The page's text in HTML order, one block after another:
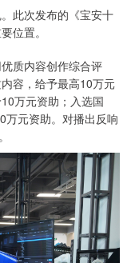
此次发布的《宝安十
位置。
质内容创作综合评
容，给予最高10万元
万元资助；入选国
万元资助。对播出反响